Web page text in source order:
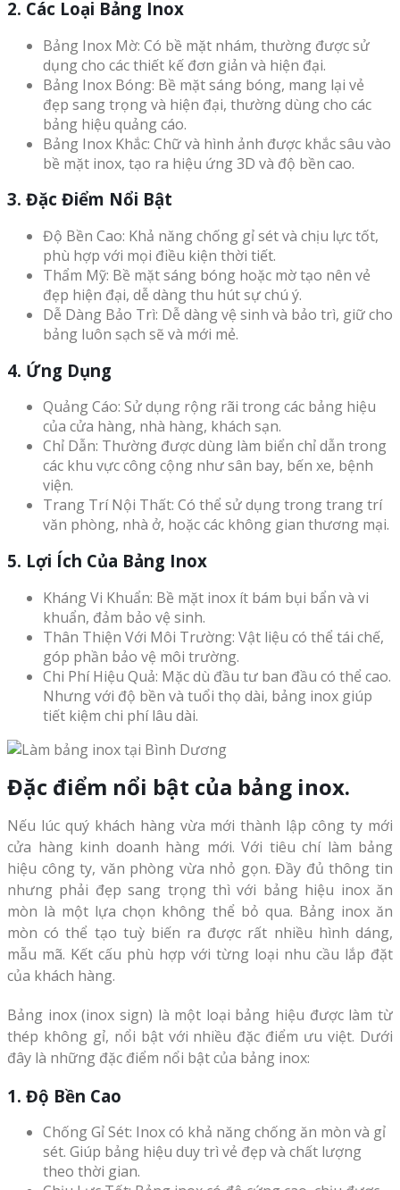
2. Các Loại Bảng Inox
Bảng Inox Mờ: Có bề mặt nhám, thường được sử
dụng cho các thiết kế đơn giản và hiện đại.
Bảng Inox Bóng: Bề mặt sáng bóng, mang lại vẻ
đẹp sang trọng và hiện đại, thường dùng cho các
bảng hiệu quảng cáo.
Bảng Inox Khắc: Chữ và hình ảnh được khắc sâu vào
bề mặt inox, tạo ra hiệu ứng 3D và độ bền cao.
3. Đặc Điểm Nổi Bật
Độ Bền Cao: Khả năng chống gỉ sét và chịu lực tốt,
phù hợp với mọi điều kiện thời tiết.
Thẩm Mỹ: Bề mặt sáng bóng hoặc mờ tạo nên vẻ
đẹp hiện đại, dễ dàng thu hút sự chú ý.
Dễ Dàng Bảo Trì: Dễ dàng vệ sinh và bảo trì, giữ cho
bảng luôn sạch sẽ và mới mẻ.
4. Ứng Dụng
Quảng Cáo: Sử dụng rộng rãi trong các bảng hiệu
của cửa hàng, nhà hàng, khách sạn.
Chỉ Dẫn: Thường được dùng làm biển chỉ dẫn trong
các khu vực công cộng như sân bay, bến xe, bệnh
viện.
Trang Trí Nội Thất: Có thể sử dụng trong trang trí
văn phòng, nhà ở, hoặc các không gian thương mại.
5. Lợi Ích Của Bảng Inox
Kháng Vi Khuẩn: Bề mặt inox ít bám bụi bẩn và vi
khuẩn, đảm bảo vệ sinh.
Thân Thiện Với Môi Trường: Vật liệu có thể tái chế,
góp phần bảo vệ môi trường.
Chi Phí Hiệu Quả: Mặc dù đầu tư ban đầu có thể cao.
Nhưng với độ bền và tuổi thọ dài, bảng inox giúp
tiết kiệm chi phí lâu dài.
Đặc điểm nổi bật của bảng inox.
Nếu lúc quý khách hàng vừa mới thành lập công ty mới
cửa hàng kinh doanh hàng mới. Với tiêu chí làm bảng
hiệu công ty, văn phòng vừa nhỏ gọn. Đầy đủ thông tin
nhưng phải đẹp sang trọng thì với bảng hiệu inox ăn
mòn là một lựa chọn không thể bỏ qua. Bảng inox ăn
mòn có thể tạo tuỳ biến ra được rất nhiều hình dáng,
mẫu mã. Kết cấu phù hợp với từng loại nhu cầu lắp đặt
của khách hàng.
Bảng inox (inox sign) là một loại bảng hiệu được làm từ
thép không gỉ, nổi bật với nhiều đặc điểm ưu việt. Dưới
đây là những đặc điểm nổi bật của bảng inox:
1. Độ Bền Cao
Chống Gỉ Sét: Inox có khả năng chống ăn mòn và gỉ
sét. Giúp bảng hiệu duy trì vẻ đẹp và chất lượng
theo thời gian.